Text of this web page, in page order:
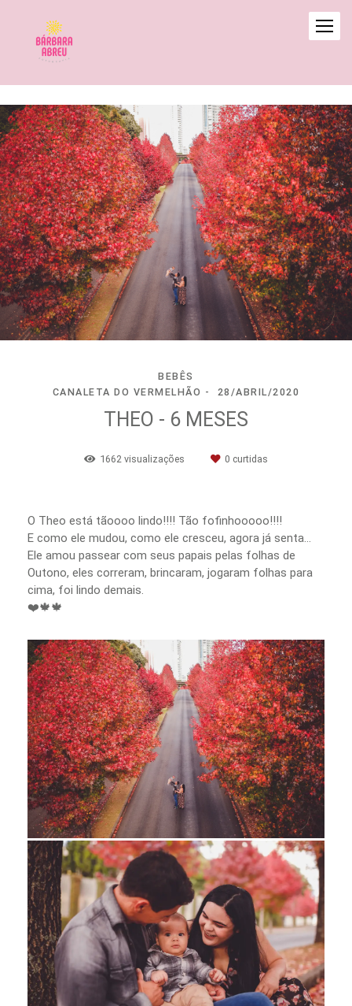
BEBÊS
CANALETA DO VERMELHÃO
28/ABRIL/2020
THEO - 6 MESES
1662 visualizações 0 curtidas
O Theo está tãoooo lindo!!!! Tão fofinhooooo!!!!
E como ele mudou, como ele cresceu, agora já senta…
Ele amou passear com seus papais pelas folhas de
Outono, eles correram, brincaram, jogaram folhas para
cima, foi lindo demais.
❤️🍁🍁